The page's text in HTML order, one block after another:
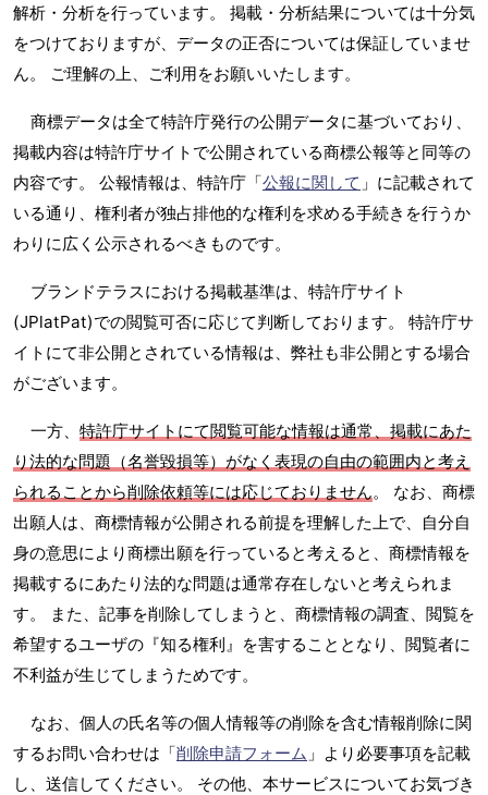
解析・分析を行っています。 掲載・分析結果については十分気
をつけておりますが、データの正否については保証していませ
ん。 ご理解の上、ご利用をお願いいたします。
商標データは全て特許庁発行の公開データに基づいており、
掲載内容は特許庁サイトで公開されている商標公報等と同等の
内容です。 公報情報は、特許庁「公報に関して 」に記載されて
いる通り、権利者が独占排他的な権利を求める手続きを行うか
わりに広く公示されるべきものです。
ブランドテラスにおける掲載基準は、特許庁サイト
(JPlatPat)での閲覧可否に応じて判断しております。 特許庁サ
イトにて非公開とされている情報は、弊社も非公開とする場合
がございます。
一方、 特許庁サイトにて閲覧可能な情報は通常、掲載にあた
り法的な問題（名誉毀損等）がなく表現の自由の範囲内と考え
られることから削除依頼等には応じておりません。 なお、商標
出願人は、商標情報が公開される前提を理解した上で、自分自
身の意思により商標出願を行っていると考えると、商標情報を
掲載するにあたり法的な問題は通常存在しないと考えられま
す。 また、記事を削除してしまうと、商標情報の調査、閲覧を
希望するユーザの『知る権利』を害することとなり、閲覧者に
不利益が生じてしまうためです。
なお、個人の氏名等の個人情報等の削除を含む情報削除に関
するお問い合わせは「削除申請フォーム 」より必要事項を記載
し、送信してください。 その他、本サービスについてお気づき